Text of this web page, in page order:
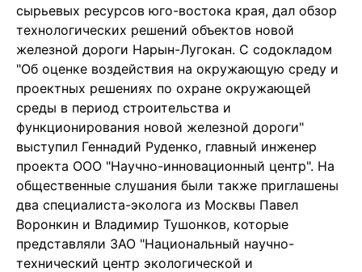
сырьевых ресурсов юго-востока края, дал обзор
технологических решений объектов новой
железной дороги Нарын-Лугокан. С содокладом
"Об оценке воздействия на окружающую среду и
проектных решениях по охране окружающей
среды в период строительства и
функционирования новой железной дороги"
выступил Геннадий Руденко, главный инженер
проекта ООО "Научно-инновационный центр". На
общественные слушания были также приглашены
два специалиста-эколога из Москвы Павел
Воронкин и Владимир Тушонков, которые
представляли ЗАО "Национальный научно-
технический центр экологической и